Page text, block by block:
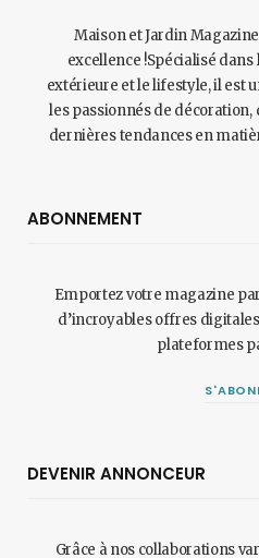
Maison et Jardin
excellence !Spécialisé
extérieure et le lifestyle, il est
les passionnés de
dernières tendances en
ABONNEMENT
Emportez votre magazine
d’incroyables offres
plateformes
DEVENIR ANNONCEUR
Grâce à nos collaborations